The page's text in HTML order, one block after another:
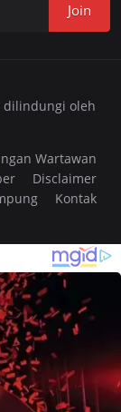
Join
dilindungi oleh
Wartawan
Disclaimer
Kontak